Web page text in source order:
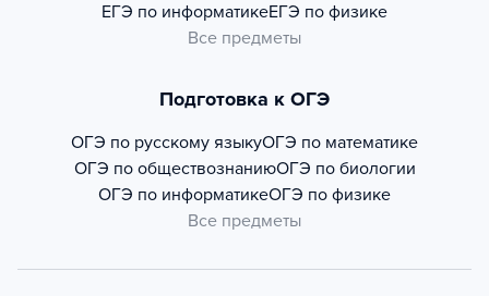
ЕГЭ по информатикеЕГЭ по физике
Все предметы
Подготовка к ОГЭ
ОГЭ по русскому языкуОГЭ по математике
ОГЭ по обществознаниюОГЭ по биологии
ОГЭ по информатикеОГЭ по физике
Все предметы